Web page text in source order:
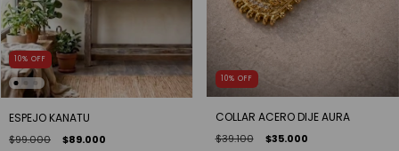
10% OFF
ESPEJO KANATU
$99.000 $89.000
10% OFF
COLLAR ACERO DIJE AURA
$39.100 $35.000